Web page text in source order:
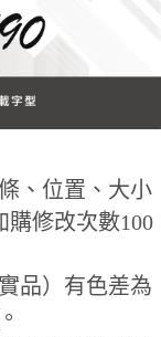
、位置、大小
購修改次數100
品）有色差為